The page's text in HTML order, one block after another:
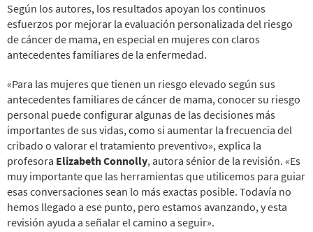
Según los autores, los resultados apoyan los continuos
esfuerzos por mejorar la evaluación personalizada del riesgo
de cáncer de mama, en especial en mujeres con claros
antecedentes familiares de la enfermedad.
«Para las mujeres que tienen un riesgo elevado según sus
antecedentes familiares de cáncer de mama, conocer su riesgo
personal puede configurar algunas de las decisiones más
importantes de sus vidas, como si aumentar la frecuencia del
cribado o valorar el tratamiento preventivo», explica la
profesora Elizabeth Connolly, autora sénior de la revisión. «Es
muy importante que las herramientas que utilicemos para guiar
esas conversaciones sean lo más exactas posible. Todavía no
hemos llegado a ese punto, pero estamos avanzando, y esta
revisión ayuda a señalar el camino a seguir».